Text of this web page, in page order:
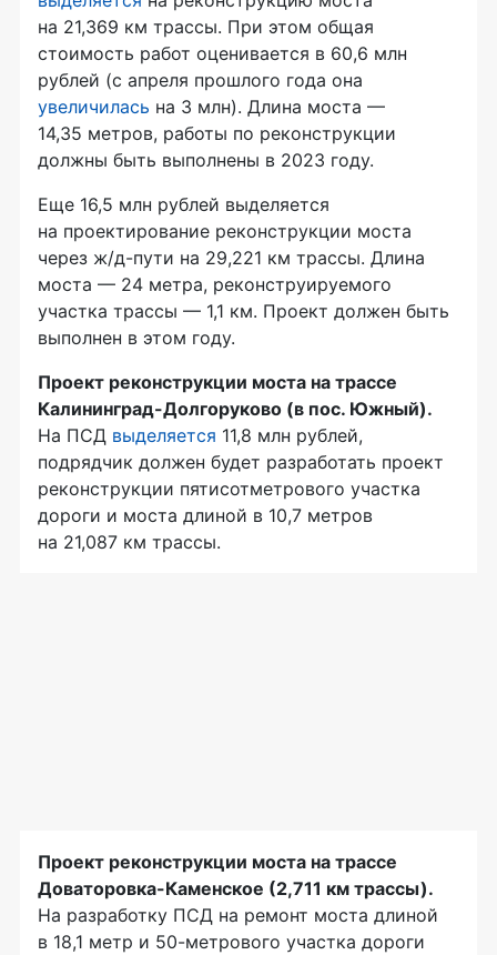
на 21,369 км трассы. При этом общая
стоимость работ оценивается в 60,6 млн
рублей (с апреля прошлого года она
увеличилась на 3 млн). Длина моста —
14,35 метров, работы по реконструкции
должны быть выполнены в 2023 году.
Еще 16,5 млн рублей выделяется
на проектирование реконструкции моста
через ж/д-пути на 29,221 км трассы. Длина
моста — 24 метра, реконструируемого
участка трассы — 1,1 км. Проект должен быть
выполнен в этом году.
Проект реконструкции моста на трассе
Калининград-Долгоруково (в пос. Южный).
На ПСД выделяется 11,8 млн рублей,
подрядчик должен будет разработать проект
реконструкции пятисотметрового участка
дороги и моста длиной в 10,7 метров
на 21,087 км трассы.
Проект реконструкции моста на трассе
Доваторовка-Каменское (2,711 км трассы).
На разработку ПСД на ремонт моста длиной
в 18,1 метр и 50-метрового участка дороги